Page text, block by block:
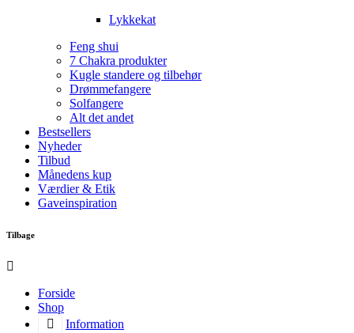
Lykkekat
Feng shui
7 Chakra produkter
Kugle standere og tilbehør
Drømmefangere
Solfangere
Alt det andet
Bestsellers
Nyheder
Tilbud
Månedens kup
Værdier & Etik
Gaveinspiration
Tilbage
Forside
Shop
Information